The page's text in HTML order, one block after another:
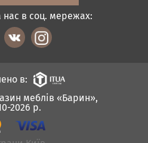
нас в соц. мережах:
меблів «Барин»,
2026 р.
в: